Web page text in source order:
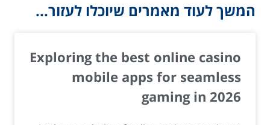
המשך לעוד מאמרים שיוכלו לעזור...
Exploring the best online casino
mobile apps for seamless
gaming in 2026